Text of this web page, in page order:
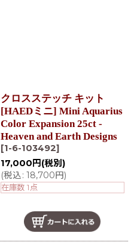
クロスステッチ キット
[HAEDミニ] Mini Aquarius
Color Expansion 25ct -
Heaven and Earth Designs
[1-6-103492]
17,000 円 (税別)
(税込: 18,700円)
在庫数 1点